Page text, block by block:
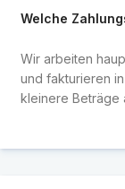
Welche
Wir arbeiten
und fakturieren in
kleinere Beträge